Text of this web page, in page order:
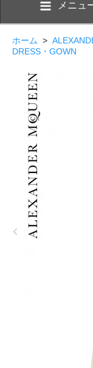
メニュ
ホーム >
DRESS・GOWN